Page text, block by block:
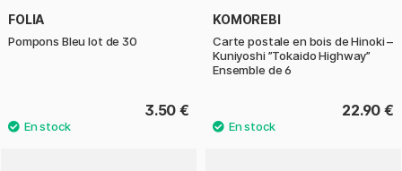
FOLIA
Pompons Bleu lot de 30
3.50 €
KOMOREBI
Carte postale en bois de Hinoki –
Kuniyoshi ”Tokaido Highway”
Ensemble de 6
22.90 €